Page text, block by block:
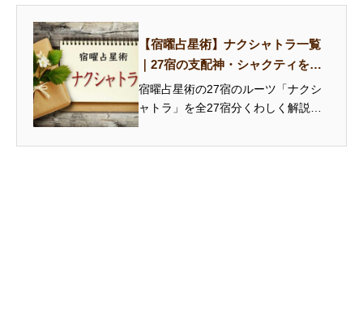
【宿曜占星術】ナクシャトラ一覧
｜27宿の支配神・シャクティを解
説
宿曜占星術の27宿のルーツ「ナクシ
ャトラ」を全27宿分くわしく解説。
ィ（固有の力）を知ることで、本命